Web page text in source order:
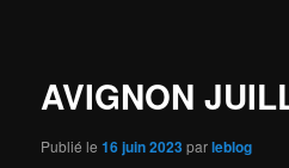
AVIGNON
Publié le16 juin 2023parleblog